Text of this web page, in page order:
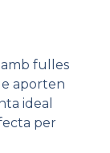
fulles
aporten
ideal
per